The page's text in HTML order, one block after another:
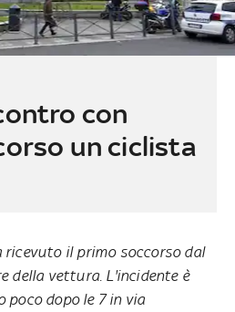
con
un ciclista
ricevuto il primo soccorso dal
della vettura. L'incidente è
poco dopo le 7 in via